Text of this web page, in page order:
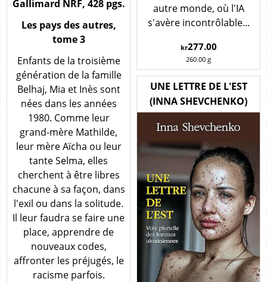
autre monde, où l'IA
s'avère incontrôlable...
kr277.00
260.00 g
Gallimard NRF, 428 pgs.
Les pays des autres,
tome 3
Enfants de la troisième
génération de la famille
Belhaj, Mia et Inès sont
nées dans les années
1980. Comme leur
grand-mère Mathilde,
leur mère Aïcha ou leur
tante Selma, elles
cherchent à être libres
chacune à sa façon, dans
l'exil ou dans la solitude.
Il leur faudra se faire une
place, apprendre de
nouveaux codes,
affronter les préjugés, le
racisme parfois.
UNE LETTRE DE L'EST
(INNA SHEVCHENKO)